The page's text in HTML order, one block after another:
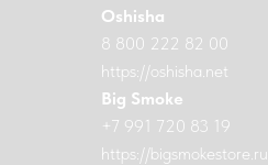
Oshisha
8 800 222 82 00
https://oshisha.net
Big Smoke
+7 991 720 83 19
https://bigsmokestore.ru